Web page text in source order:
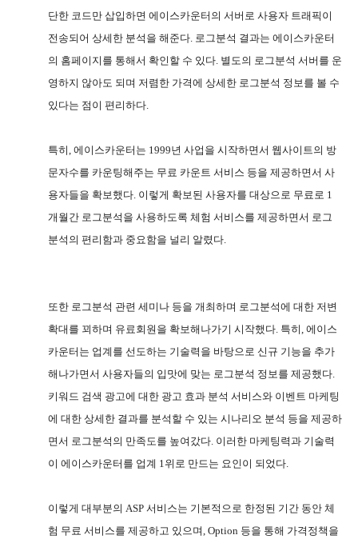
단한 코드만 삽입하면 에이스카운터의 서버로 사용자 트래픽이
전송되어 상세한 분석을 해준다. 로그분석 결과는 에이스카운터
의 홈페이지를 통해서 확인할 수 있다. 별도의 로그분석 서버를 운
영하지 않아도 되며 저렴한 가격에 상세한 로그분석 정보를 볼 수
있다는 점이 편리하다.
특히, 에이스카운터는 1999년 사업을 시작하면서 웹사이트의 방
문자수를 카운팅해주는 무료 카운트 서비스 등을 제공하면서 사
용자들을 확보했다. 이렇게 확보된 사용자를 대상으로 무료로 1
개월간 로그분석을 사용하도록 체험 서비스를 제공하면서 로그
분석의 편리함과 중요함을 널리 알렸다.
또한 로그분석 관련 세미나 등을 개최하며 로그분석에 대한 저변
확대를 꾀하며 유료회원을 확보해나가기 시작했다. 특히, 에이스
카운터는 업계를 선도하는 기술력을 바탕으로 신규 기능을 추가
해나가면서 사용자들의 입맛에 맞는 로그분석 정보를 제공했다.
키워드 검색 광고에 대한 광고 효과 분석 서비스와 이벤트 마케팅
에 대한 상세한 결과를 분석할 수 있는 시나리오 분석 등을 제공하
면서 로그분석의 만족도를 높여갔다. 이러한 마케팅력과 기술력
이 에이스카운터를 업계 1위로 만드는 요인이 되었다.
이렇게 대부분의 ASP 서비스는 기본적으로 한정된 기간 동안 체
험 무료 서비스를 제공하고 있으며, Option 등을 통해 가격정책을